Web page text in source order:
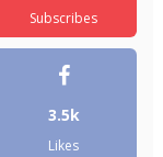
Subscribes
3.5k
Likes